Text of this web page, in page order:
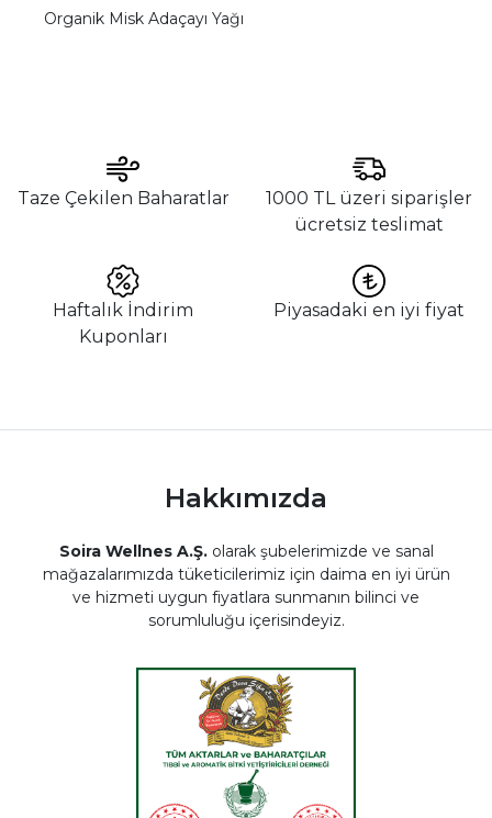
Organik Misk Adaçayı Yağı
Taze Çekilen Baharatlar
1000 TL üzeri siparişler
ücretsiz teslimat
Haftalık İndirim
Kuponları
Piyasadaki en iyi fiyat
Hakkımızda
Soira Wellnes A.Ş.olarak şubelerimizde ve sanal
mağazalarımızda tüketicilerimiz için daima en iyi ürün
ve hizmeti uygun fiyatlara sunmanın bilinci ve
sorumluluğu içerisindeyiz.